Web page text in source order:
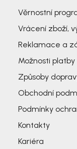
Věrnostní
Vrácení zboží,
Reklamace a
Možnosti platby
Způsoby
Obchodní
Podmínky
Kontakty
Kariéra